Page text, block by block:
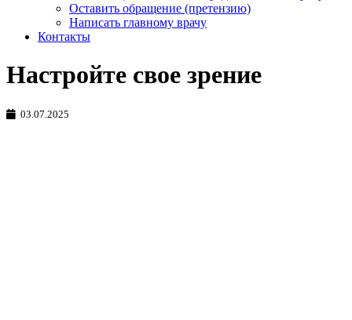
Оставить обращение (претензию)
Написать главному врачу
Контакты
Настройте свое зрение
03.07.2025